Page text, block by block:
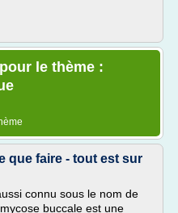
le thème :
que faire - tout est sur
connu sous le nom de
buccale est une